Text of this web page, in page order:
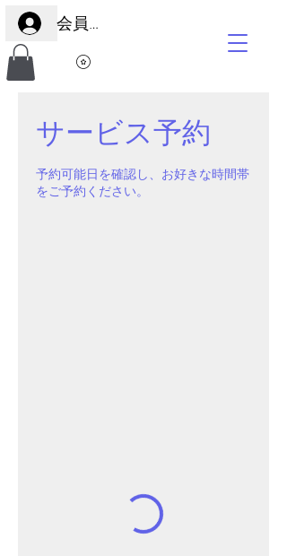
会員サイト
サービス予約
予約可能日を確認し、お好きな時間帯
をご予約ください。